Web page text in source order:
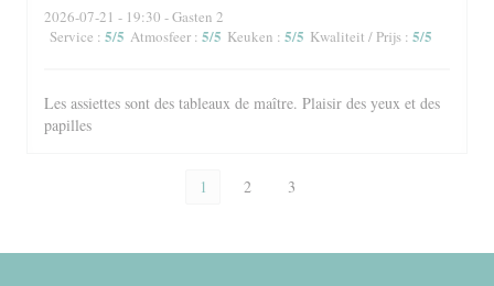
2026-07-21 - 19:30 - Gasten 2
Service : 5/5 Atmosfeer : 5/5 Keuken : 5/5 Kwaliteit / Prijs : 5/5
Les assiettes sont des tableaux de maître. Plaisir des yeux et des
papilles
1 2 3